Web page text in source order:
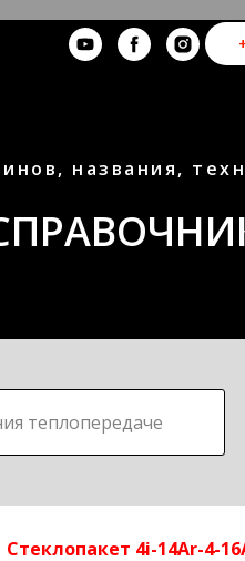
названия,
Стеклопакет 4i-14Ar-4-